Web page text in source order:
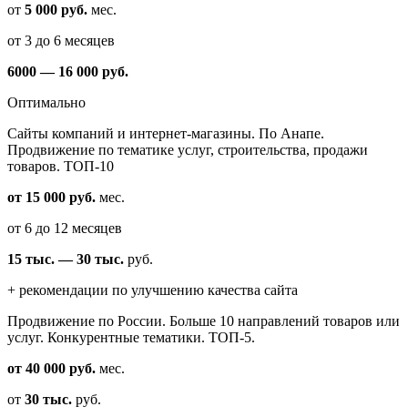
от 5 000 руб. мес.
от 3 до 6 месяцев
6000 — 16 000 руб.
Оптимально
Cайты компаний и интернет-магазины. По Анапе.
Продвижение по тематике услуг, строительства, продажи
товаров. ТОП-10
от 15 000 руб. мес.
от 6 до 12 месяцев
15 тыс. — 30 тыс. руб.
+ рекомендации по улучшению качества сайта
Продвижение по России. Больше 10 направлений товаров или
услуг. Конкурентные тематики. ТОП-5.
от 40 000 руб. мес.
от 30 тыс. руб.